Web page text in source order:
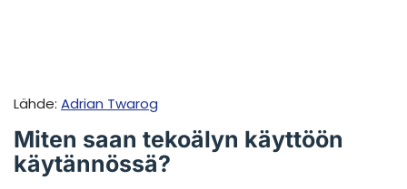
Lähde: Adrian Twarog
Miten saan tekoälyn käyttöön
käytännössä?